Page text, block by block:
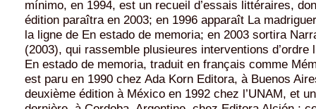
mínimo, en 1994, est un recueil d’essais littéraires,
édition paraîtra en 2003; en 1996 apparaît La
la ligne de En estado de memoria; en 2003 sortira
(2003), qui rassemble plusieures interventions d’ordre
En estado de memoria, traduit en français comme
est paru en 1990 chez Ada Korn Editora, à Buenos
deuxième édition à México en 1992 chez l’UNAM, et